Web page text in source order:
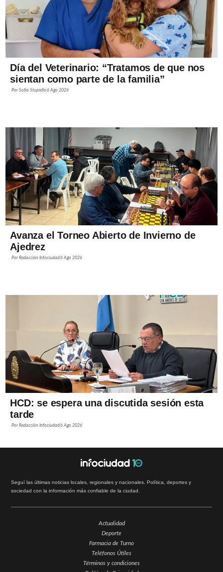
Día del Veterinario: “Tratamos de que nos
sientan como parte de la familia”
PorSofía Stupiello6 Ago 2026
Avanza el Torneo Abierto de Invierno de
Ajedrez
PorRedacción Infociudad6 Ago 2026
HCD: se espera una discutida sesión esta
tarde
PorRedacción Infociudad6 Ago 2026
Seguí las últimas noticias locales, regionales y nacionales. Política, deportes y
sociedad con la información más confiable de la ciudad.
Actualidad
Deporte
Farmacia de Turno
Teléfonos Útiles
Términos y condiciones